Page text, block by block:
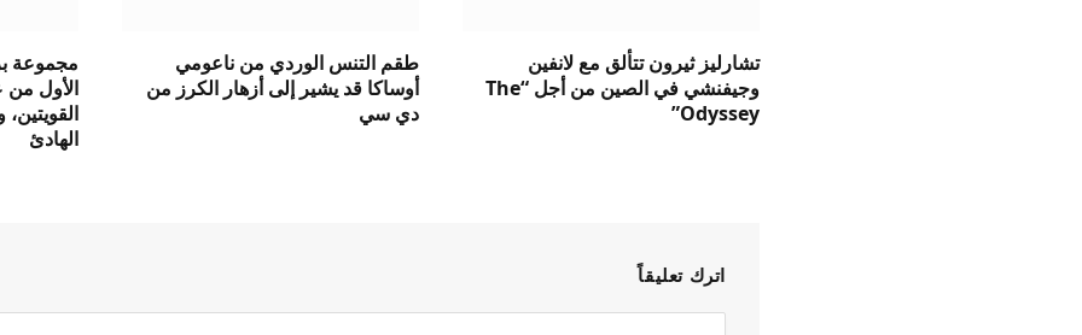
تشارليز ثيرون تتألق مع لانفين
وجيفنشي في الصين من أجل “The
Odyssey”
طقم التنس الوردي من ناعومي
أوساكا قد يشير إلى أزهار الكرز من
دي سي
مجموعة
الهادئ
اترك تعليقاً